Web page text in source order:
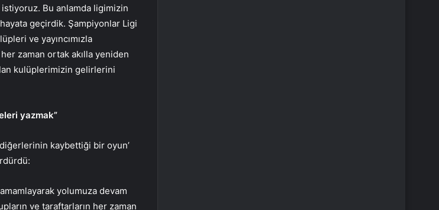
Bu anlamda ligimizin
geçirdik. Şampiyonlar Ligi
ve yayıncımızla
zaman ortak akılla yeniden
kulüplerimizin gelirlerini
yazmak”
kaybettiği bir oyun’
yolumuza devam
ve taraftarların her zaman